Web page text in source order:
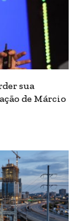
sua
de Márcio